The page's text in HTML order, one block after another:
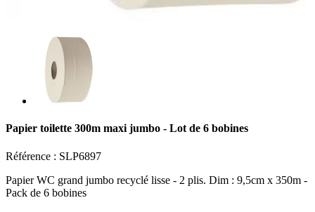
Papier toilette 300m maxi jumbo - Lot de 6 bobines
Référence : SLP6897
Papier WC grand jumbo recyclé lisse - 2 plis. Dim : 9,5cm x 350m -
Pack de 6 bobines